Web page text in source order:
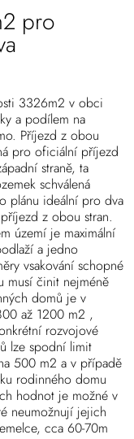
pro
3326m2 v obci
a podílem na
Příjezd z obou
pro oficiální příjezd
straně, ta
schválená
plánu ideální pro dva
z obou stran.
území je maximální
a jedno
vsakování schopné
musí činit nejméně
domů je v
až 1200 m2 ,
rozvojové
lze spodní limit
500 m2 a v případě
rodinného domu
hodnot je možné v
neumožnují jejich
cca 60-70m